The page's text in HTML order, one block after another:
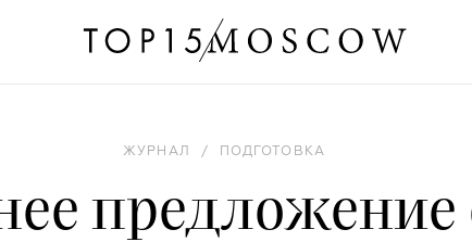
ЖУРНАЛ / ПОДГОТОВКА
предложение